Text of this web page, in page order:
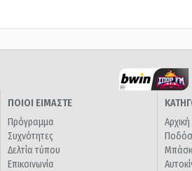
ΠΟΙΟΙ ΕΙΜΑΣΤΕ
Πρόγραμμα
Συχνότητες
Δελτία τύπου
Επικοινωνία
Αρχική